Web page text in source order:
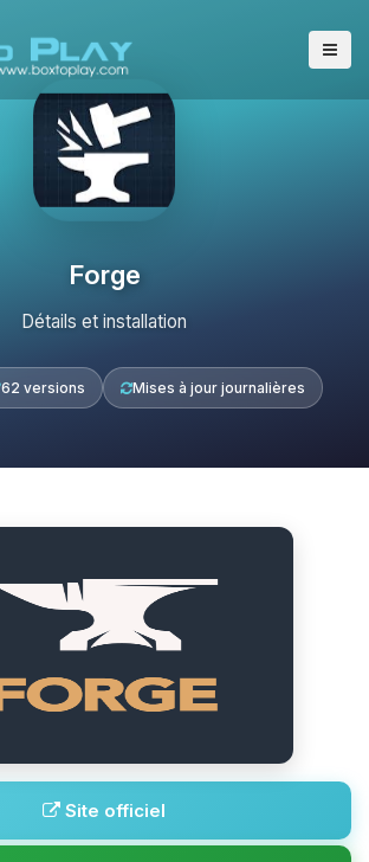
Forge
Détails et installation
62 versions Mises à jour journalières
Site officiel